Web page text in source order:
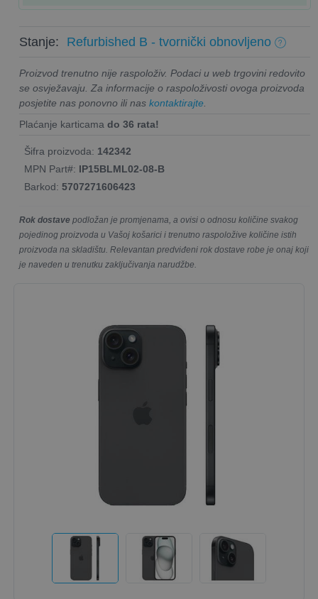
Stanje: Refurbished B - tvornički obnovljeno
Proizvod trenutno nije raspoloživ. Podaci u web trgovini redovito
se osvježavaju. Za informacije o raspoloživosti ovoga proizvoda
posjetite nas ponovno ili nas kontaktirajte
Plaćanje karticama do 36 rata!
Šifra proizvoda: 142342
MPN Part#: IP15BLML02-08-B
Barkod: 5707271606423
Rok dostave podložan je promjenama, a ovisi o odnosu količine svakog
pojedinog proizvoda u Vašoj košarici i trenutno raspoložive količine istih
proizvoda na skladištu. Relevantan predviđeni rok dostave robe je onaj koji
je naveden u trenutku zaključivanja narudžbe.